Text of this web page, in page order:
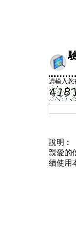
請輸入您
說明︰
親愛的
續使用